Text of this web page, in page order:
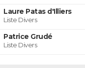
Laure Patas d'Illiers
Liste Divers
Patrice Grudé
Liste Divers